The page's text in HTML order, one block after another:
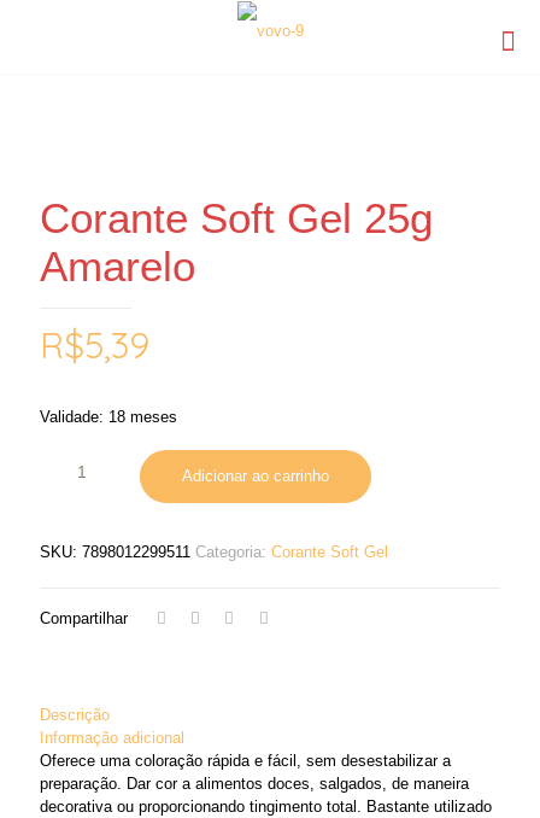
Corante Soft Gel 25g
Amarelo
R$5,39
Validade: 18 meses
Adicionar ao carrinho
SKU: 7898012299511 Categoria: Corante Soft Gel
Compartilhar
Descrição
Informação adicional
Oferece uma coloração rápida e fácil, sem desestabilizar a
preparação. Dar cor a alimentos doces, salgados, de maneira
decorativa ou proporcionando tingimento total. Bastante utilizado